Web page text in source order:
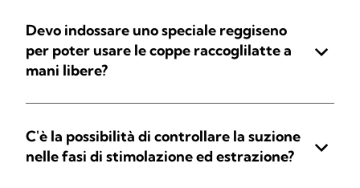
Devo indossare uno speciale reggiseno
per poter usare le coppe raccoglilatte a
mani libere?
C'è la possibilità di controllare la suzione
nelle fasi di stimolazione ed estrazione?